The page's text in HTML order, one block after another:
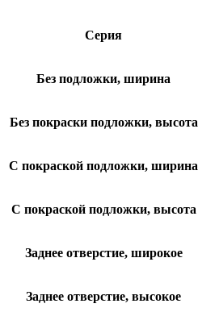
Серия
Без подложки, ширина
Без покраски подложки, высота
С покраской подложки, ширина
С покраской подложки, высота
Заднее отверстие, широкое
Заднее отверстие, высокое